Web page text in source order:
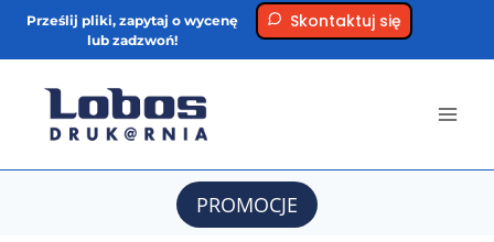
Przejdź
treści
Prześlij pliki, zapytaj o wycenę
lub zadzwoń!
Skontaktuj się
PROMOCJE